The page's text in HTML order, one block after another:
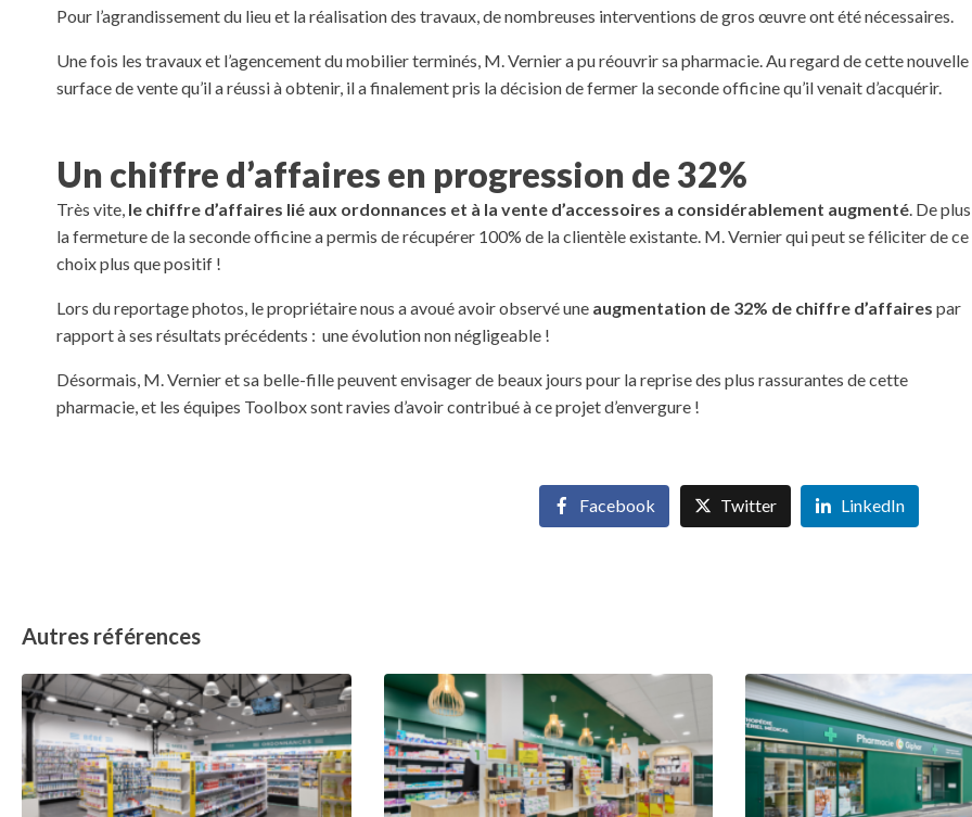
Pour l’agrandissement du lieu et la réalisation des travaux, de nombreuses interventions de gros œuvre ont été nécessaires.
Une fois les travaux et l’agencement du mobilier terminés, M. Vernier a pu réouvrir sa pharmacie. Au regard de cette nouvelle
surface de vente qu’il a réussi à obtenir, il a finalement pris la décision de fermer la seconde officine qu’il venait d’acquérir.
Un chiffre d’affaires en progression de 32%
Très vite, le chiffre d’affaires lié aux ordonnances et à la vente d’accessoires a considérablement augmenté. De
la fermeture de la seconde officine a permis de récupérer 100% de la clientèle existante. M. Vernier qui peut se féliciter de ce
choix plus que positif !
Lors du reportage photos, le propriétaire nous a avoué avoir observé une augmentation de 32% de chiffre d’affaires par
rapport à ses résultats précédents : une évolution non négligeable !
Désormais, M. Vernier et sa belle-fille peuvent envisager de beaux jours pour la reprise des plus rassurantes de cette
pharmacie, et les équipes Toolbox sont ravies d’avoir contribué à ce projet d’envergure !
Facebook Twitter LinkedIn
Autres références